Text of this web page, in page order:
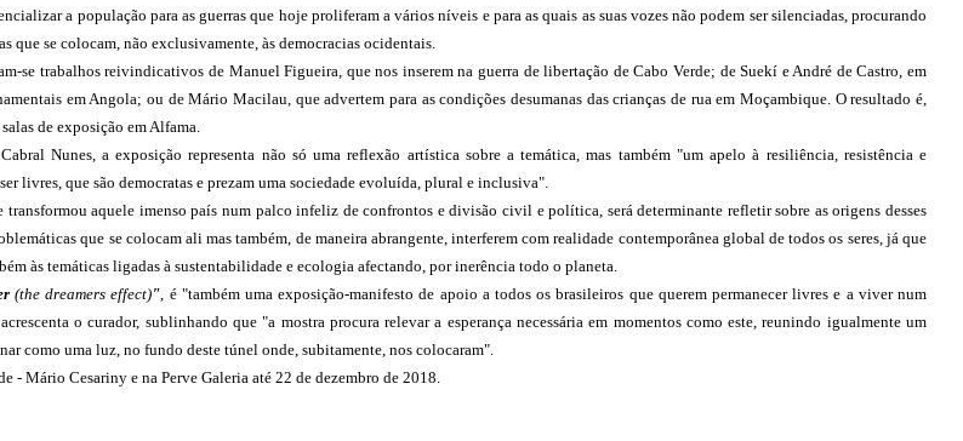
a população para as guerras que hoje proliferam a vários níveis e para as quais as suas vozes não podem ser silenciadas, procurando
que se colocam, não exclusivamente, às democracias ocidentais.
se trabalhos reivindicativos de Manuel Figueira, que nos inserem na guerra de libertação de Cabo Verde; de Suekí e André de Castro, em
em Angola; ou de Mário Macilau, que advertem para as condições desumanas das crianças de rua em Moçambique. O resultado é,
de exposição em Alfama.
Nunes, a exposição representa não só uma reflexão artística sobre a temática, mas também "um apelo à resiliência, resistência e
livres, que são democratas e prezam uma sociedade evoluída, plural e inclusiva".
aquele imenso país num palco infeliz de confrontos e divisão civil e política, será determinante refletir sobre as origens desses
que se colocam ali mas também, de maneira abrangente, interferem com realidade contemporânea global de todos os seres, já que
às temáticas ligadas à sustentabilidade e ecologia afectando, por inerência todo o planeta.
(the dreamers effect)", é "também uma exposição-manifesto de apoio a todos os brasileiros que querem permanecer livres e a viver num
o curador, sublinhando que "a mostra procura relevar a esperança necessária em momentos como este, reunindo igualmente um
como uma luz, no fundo deste túnel onde, subitamente, nos colocaram".
- Mário Cesariny e na Perve Galeria até 22 de dezembro de 2018.